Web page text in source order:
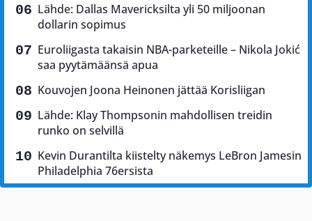
Lähde: Dallas Mavericksilta yli 50 miljoonan
dollarin sopimus
Euroliigasta takaisin NBA-parketeille – Nikola Jokić
saa pyytämäänsä apua
Kouvojen Joona Heinonen jättää Korisliigan
Lähde: Klay Thompsonin mahdollisen treidin
runko on selvillä
Kevin Durantilta kiistelty näkemys LeBron Jamesin
Philadelphia 76ersista